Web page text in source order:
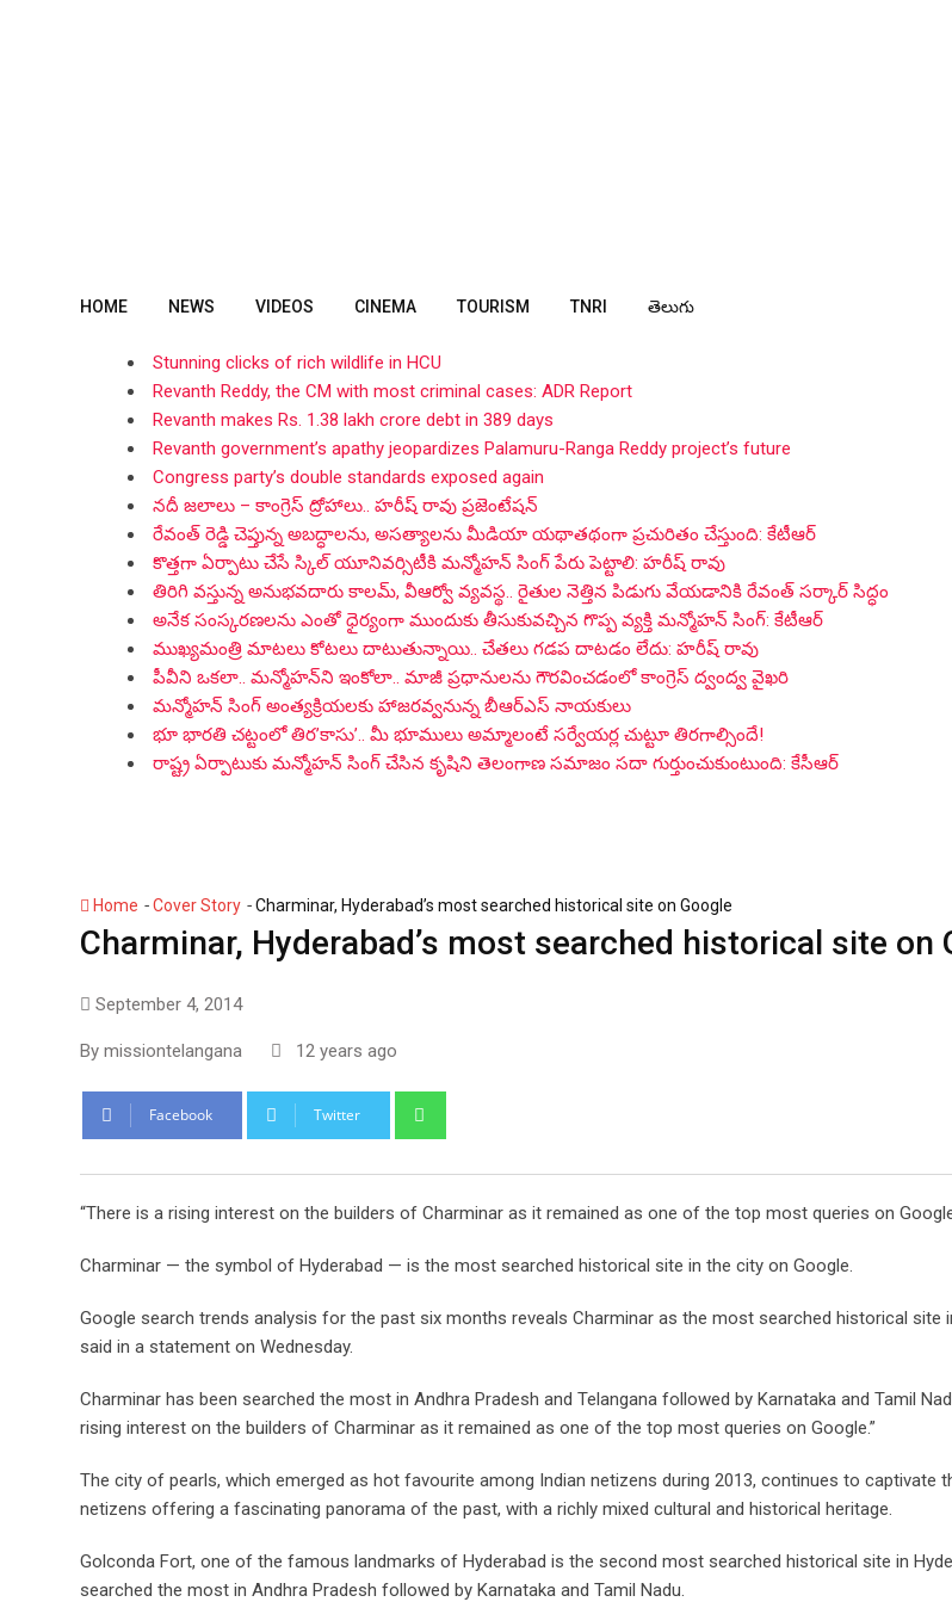
HOME NEWS VIDEOS CINEMA TOURISM TNRI తెలుగు
Stunning clicks of rich wildlife in HCU
Revanth Reddy, the CM with most criminal cases: ADR Report
Revanth makes Rs. 1.38 lakh crore debt in 389 days
Revanth government’s apathy jeopardizes Palamuru-Ranga Reddy project’s future
Congress party’s double standards exposed again
నదీ జలాలు – కాంగ్రెస్ ద్రోహాలు.. హరీష్ రావు ప్రజెంటేషన్
రేవంత్ రెడ్డి చెప్తున్న అబద్ధాలను, అసత్యాలను మీడియా యథాతథంగా ప్రచురితం చేస్తుంది: కేటీఆర్
కొత్తగా ఏర్పాటు చేసే స్కిల్ యూనివర్సిటీకి మన్మోహన్ సింగ్ పేరు పెట్టాలి: హరీష్ రావు
తిరిగి వస్తున్న అనుభవదారు కాలమ్‌, వీఆర్వో వ్యవస్థ.. రైతుల నెత్తిన పిడుగు వేయడానికి రేవంత్ సర్కార్ సిద్ధం
అనేక సంస్కరణలను ఎంతో ధైర్యంగా ముందుకు తీసుకువచ్చిన గొప్ప వ్యక్తి మన్మోహన్ సింగ్: కేటీఆర్
ముఖ్యమంత్రి మాటలు కోటలు దాటుతున్నాయి.. చేతలు గడప దాటడం లేదు: హరీష్ రావు
పీవీని ఒకలా.. మన్మోహన్‌ని ఇంకోలా.. మాజీ ప్రధానులను గౌరవించడంలో కాంగ్రెస్ ద్వంద్వ వైఖరి
మన్మోహన్ సింగ్ అంత్యక్రియలకు హాజరవ్వనున్న బీఆర్ఎస్ నాయకులు
భూ భారతి చట్టంలో తిర’కాసు’.. మీ భూములు అమ్మాలంటే సర్వేయర్ల చుట్టూ తిరగాల్సిందే!
రాష్ట్ర ఏర్పాటుకు మన్మోహన్ సింగ్ చేసిన కృషిని తెలంగాణ సమాజం సదా గుర్తుంచుకుంటుంది: కేసీఆర్
Home -Cover Story -Charminar, Hyderabad’s most searched historical site on Google
Charminar, Hyderabad’s most searched historical site on
September 4, 2014
By missiontelangana 12 years ago
Facebook Twitter
“There is a rising interest on the builders of Charminar as it remained as one of the top most queries on
Charminar — the symbol of Hyderabad — is the most searched historical site in the city on Google.
Google search trends analysis for the past six months reveals Charminar as the most searched historical site
said in a statement on Wednesday.
Charminar has been searched the most in Andhra Pradesh and Telangana followed by Karnataka and Tamil
rising interest on the builders of Charminar as it remained as one of the top most queries on Google.”
The city of pearls, which emerged as hot favourite among Indian netizens during 2013, continues to captivate
netizens offering a fascinating panorama of the past, with a richly mixed cultural and historical heritage.
Golconda Fort, one of the famous landmarks of Hyderabad is the second most searched historical site in
searched the most in Andhra Pradesh followed by Karnataka and Tamil Nadu.